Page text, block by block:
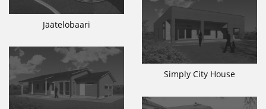
Jäätelöbaari
Simply City House